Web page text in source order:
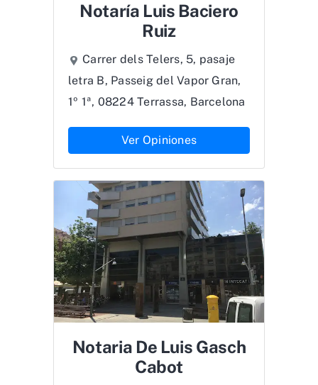
Notaría Luis Baciero
Ruiz
Carrer dels Telers, 5, pasaje
letra B, Passeig del Vapor Gran,
1º 1ª, 08224 Terrassa, Barcelona
Ver Opiniones
Notaria De Luis Gasch
Cabot